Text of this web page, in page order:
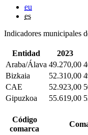
eu
es
Indicadores municipales
Entidad
2023
Araba/Álava 49.270,00
Bizkaia
52.310,00
CAE
52.923,00
Gipuzkoa
55.619,00
Código
comarca